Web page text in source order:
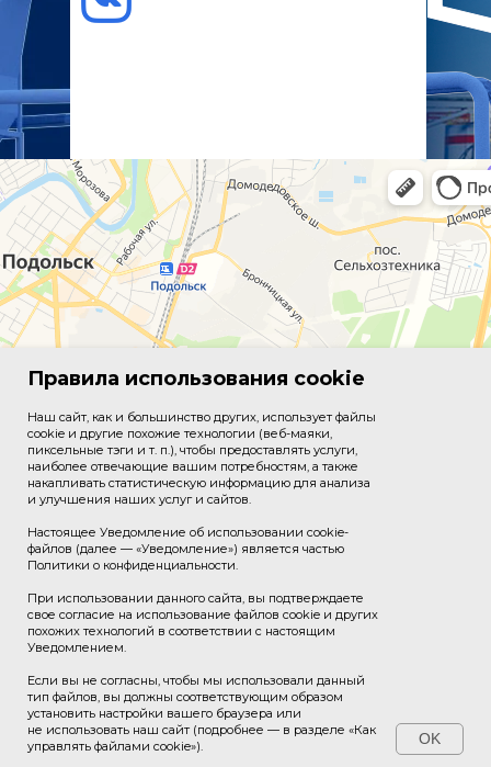
© 2026 Подольский машиностроительный завод, АО
«ЗиО». Все права защищены.
Правила использования cookie
Наш сайт, как и большинство других, использует файлы
cookie и другие похожие технологии (веб-маяки,
пиксельные тэги и т. п.), чтобы предоставлять услуги,
наиболее отвечающие вашим потребностям, а также
накапливать статистическую информацию для анализа
и улучшения наших услуг и сайтов.
Настоящее Уведомление об использовании cookie-
файлов (далее — «Уведомление») является частью
Политики о конфиденциальности.
При использовании данного сайта, вы подтверждаете
свое согласие на использование файлов cookie и других
похожих технологий в соответствии с настоящим
Уведомлением.
Если вы не согласны, чтобы мы использовали данный
тип файлов, вы должны соответствующим образом
установить настройки вашего браузера или
не использовать наш сайт (подробнее — в разделе «Как
управлять файлами cookie»).
OK